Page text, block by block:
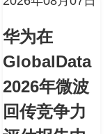
华为在
GlobalData
2026年微波
回传竞争力